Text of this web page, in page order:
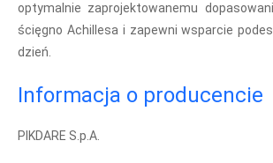
optymalnie zaprojektowanemu
ścięgno Achillesa i zapewni wsparcie
dzień.
Informacja o producencie
PIKDARE S.p.A.